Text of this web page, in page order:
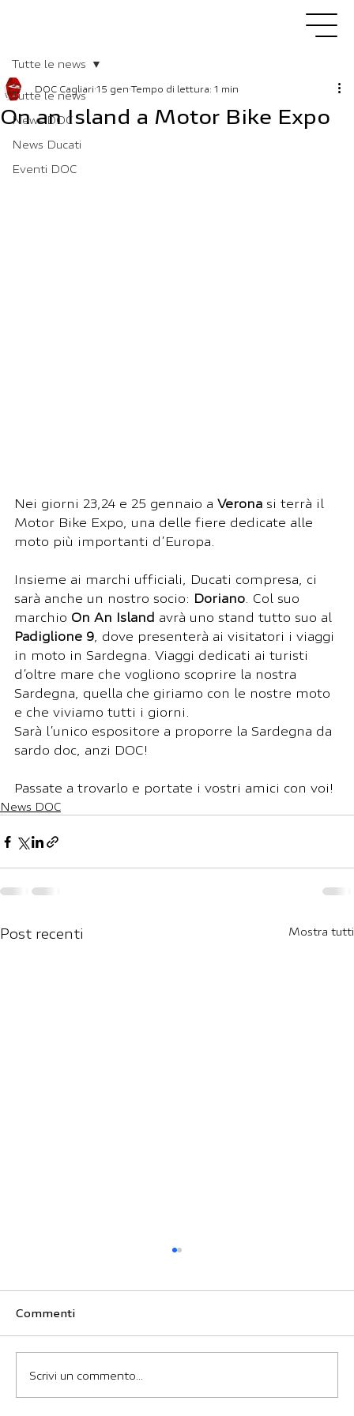
Tutte le news
News DOC
News Ducati
Eventi DOC
Tutte le news
On an Island a Motor Bike Expo
DOC Cagliari 15 gen Tempo di lettura: 1 min
Nei giorni 23,24 e 25 gennaio a Verona si terrà il
Motor Bike Expo, una delle fiere dedicate alle
moto più importanti d’Europa.
Insieme ai marchi ufficiali, Ducati compresa, ci
sarà anche un nostro socio: Doriano . Col suo
marchio On An Island avrà uno stand tutto suo al
Padiglione 9 , dove presenterà ai visitatori i viaggi
in moto in Sardegna. Viaggi dedicati ai turisti
d’oltre mare che vogliono scoprire la nostra
Sardegna, quella che giriamo con le nostre moto
e che viviamo tutti i giorni.
Sarà l’unico espositore a proporre la Sardegna da
sardo doc, anzi DOC!
Passate a trovarlo e portate i vostri amici con voi!
News DOC
Post recenti Mostra tutti
Commenti
Scrivi un commento...